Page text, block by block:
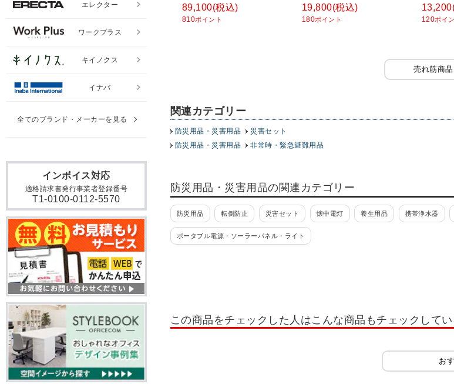
リュックバッグ避難セット RBS-
150G 21点セット 6人分
89,100(税込)
810ポイント
RBS-180G 17点セット
19,800(税込)
180ポイント
120G 16
13,200
120ポイ
売れ筋商
関連カテゴリー
防災用品・災害用品
災害セット
防災用品・災害用品
非常時・緊急避難用品
防災用品・災害用品の関連カテゴリー
防災用品 転倒防止 災害セット 懐中電灯 養生用品 携帯浄水器
ポータブル電源・ソーラーパネル・ライト
この商品をチェックした人はこんな商品もチェックして
お
インボイス対応
適格請求書発行事業者登録番号
T1-0100-0112-5570
エレクター
ワークプラス
キイノクス
イナバ
全てのブランド・メーカーを見る